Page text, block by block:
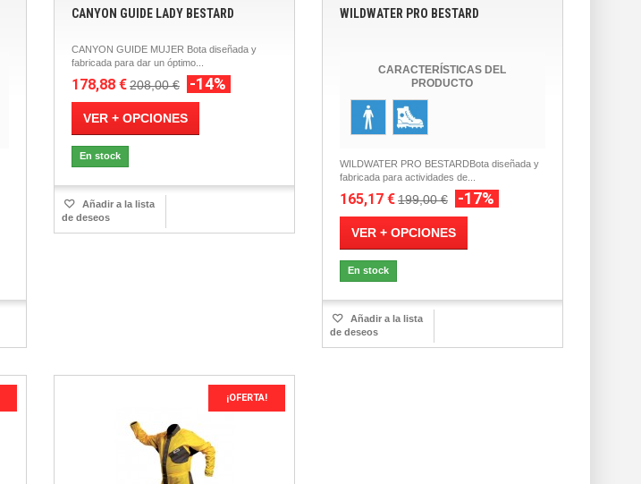
CANYON GUIDE LADY BESTARD
CANYON GUIDE MUJER Bota diseñada y
fabricada para dar un óptimo...
178,88 €208,00 € -14%
VER + OPCIONES
En stock
Añadir a la lista
de deseos
WILDWATER PRO BESTARD
CARACTERÍSTICAS DEL
PRODUCTO
WILDWATER PRO BESTARDBota diseñada y
fabricada para actividades de...
165,17 €199,00 € -17%
VER + OPCIONES
En stock
Añadir a la lista
de deseos
¡OFERTA!